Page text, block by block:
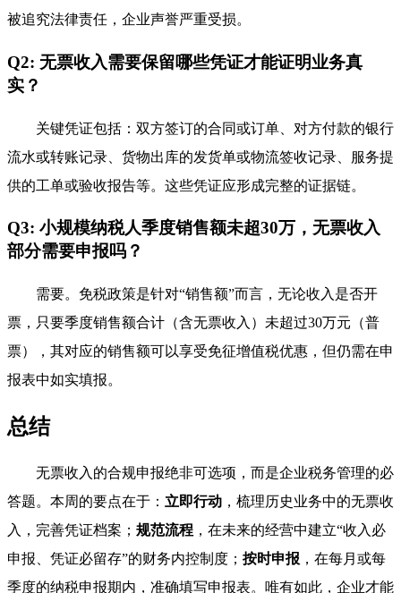
被追究法律责任，企业声誉严重受损。
Q2: 无票收入需要保留哪些凭证才能证明业务真
实？
关键凭证包括：双方签订的合同或订单、对方付款的银行
流水或转账记录、货物出库的发货单或物流签收记录、服务提
供的工单或验收报告等。这些凭证应形成完整的证据链。
Q3: 小规模纳税人季度销售额未超30万，无票收入
部分需要申报吗？
需要。免税政策是针对“销售额”而言，无论收入是否开
票，只要季度销售额合计（含无票收入）未超过30万元（普
票），其对应的销售额可以享受免征增值税优惠，但仍需在申
报表中如实填报。
总结
无票收入的合规申报绝非可选项，而是企业税务管理的必
答题。本周的要点在于： 立即行动 ，梳理历史业务中的无票收
入，完善凭证档案； 规范流程 ，在未来的经营中建立“收入必
申报、凭证必留存”的财务内控制度； 按时申报 ，在每月或每
季度的纳税申报期内，准确填写申报表。唯有如此，企业才能